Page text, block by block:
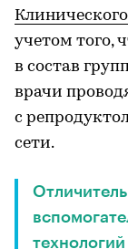
учетом того,
в состав
врачи
с
сети.